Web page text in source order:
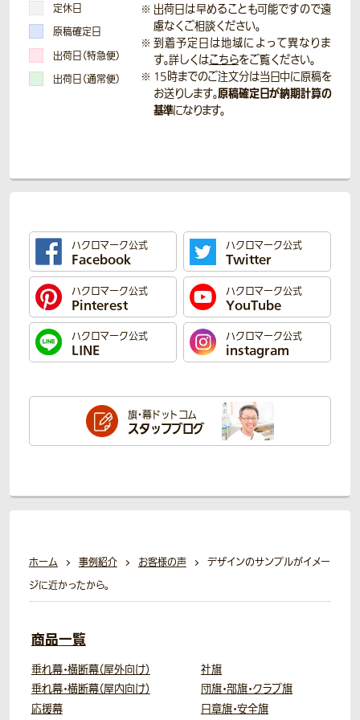
定休日
原稿確定日
出荷日（特急便）
出荷日（通常便）
出荷日は早めることも可能ですので遠
慮なくご相談ください。
到着予定日は地域によって異なりま
す。詳しくはこちらをご覧ください。
15時までのご注文分は当日中に原稿を
お送りします。原稿確定日が納期計算の
基準になります。
ハクロマーク公式
Facebook
ハクロマーク公式
Twitter
ハクロマーク公式
Pinterest
ハクロマーク公式
YouTube
ハクロマーク公式
LINE
ハクロマーク公式
instagram
旗・幕ドットコム
スタッフブログ
ホーム 事例紹介 お客様の声
デザインのサンプルがイメー
ジに近かったから。
商品一覧
垂れ幕・横断幕（屋外向け）
垂れ幕・横断幕（屋内向け）
応援幕
社旗
団旗・部旗・クラブ旗
日章旗・安全旗